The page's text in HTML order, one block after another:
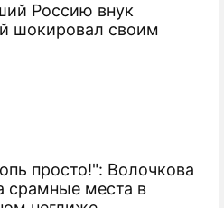
Россию внук
шокировал своим
просто!": Волочкова
срамные места в